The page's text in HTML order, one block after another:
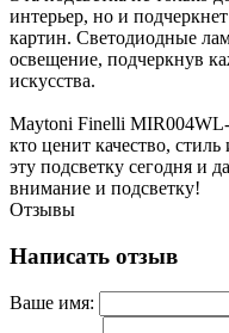
интерьер, но и
картин. Светодиодные
освещение, подчеркнув
искусства.
Maytoni Finelli
кто ценит качество,
эту подсветку сегодня и
внимание и подсветку!
Отзывы
Написать отзыв
Ваше имя: